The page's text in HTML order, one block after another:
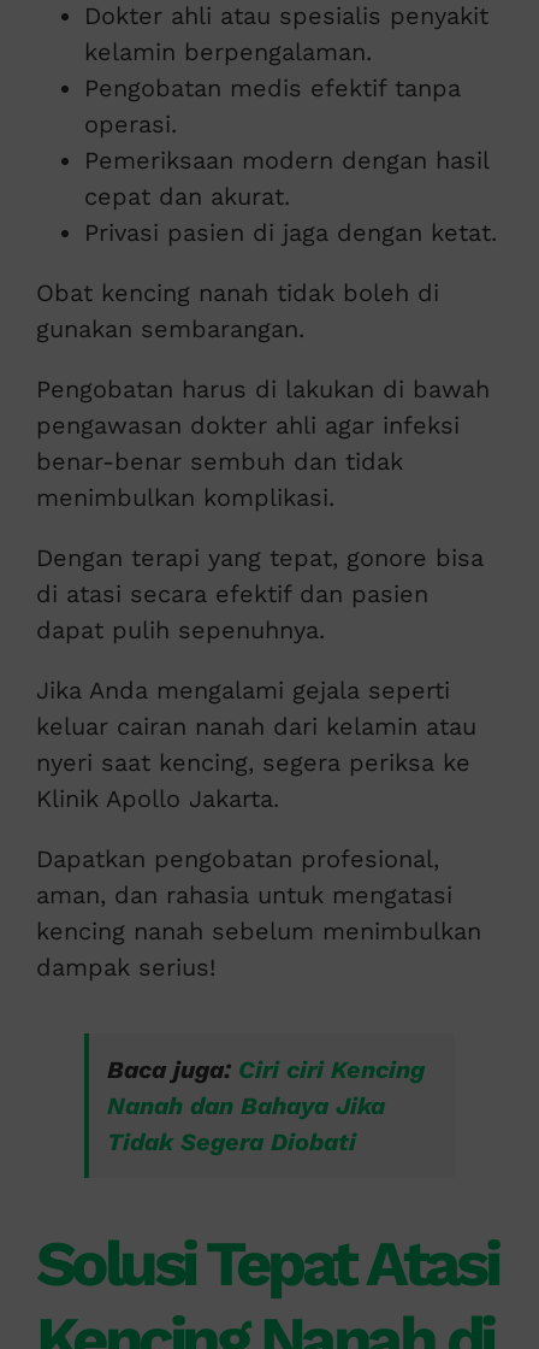
Dokter ahli atau spesialis penyakit
kelamin berpengalaman.
Pengobatan medis efektif tanpa
operasi.
Pemeriksaan modern dengan hasil
cepat dan akurat.
Privasi pasien di jaga dengan ketat.
Obat kencing nanah tidak boleh di
gunakan sembarangan.
Pengobatan harus di lakukan di bawah
pengawasan dokter ahli agar infeksi
benar-benar sembuh dan tidak
menimbulkan komplikasi.
Dengan terapi yang tepat, gonore bisa
di atasi secara efektif dan pasien
dapat pulih sepenuhnya.
Jika Anda mengalami gejala seperti
keluar cairan nanah dari kelamin atau
nyeri saat kencing, segera periksa ke
Klinik Apollo Jakarta.
Dapatkan pengobatan profesional,
aman, dan rahasia untuk mengatasi
kencing nanah sebelum menimbulkan
dampak serius!
Baca juga: Ciri ciri Kencing
Nanah dan Bahaya Jika
Tidak Segera Diobati
Solusi Tepat Atasi